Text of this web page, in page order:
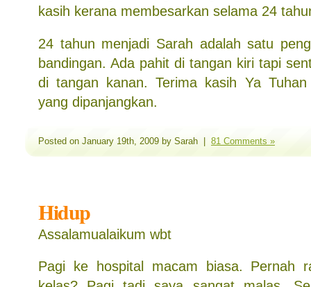
kasih kerana membesarkan selama 24
24 tahun menjadi Sarah adalah satu
bandingan. Ada pahit di tangan kiri tapi
di tangan kanan. Terima kasih Ya
yang dipanjangkan.
Posted on January 19th, 2009 by Sarah | 81 Comments »
Hidup
Assalamualaikum wbt
Pagi ke hospital macam biasa. Pernah